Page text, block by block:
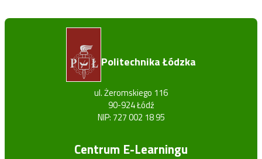
Politechnika Łódzka
ul. Żeromskiego 116
90-924 Łódź
NIP: 727 002 18 95
Centrum E-Learningu